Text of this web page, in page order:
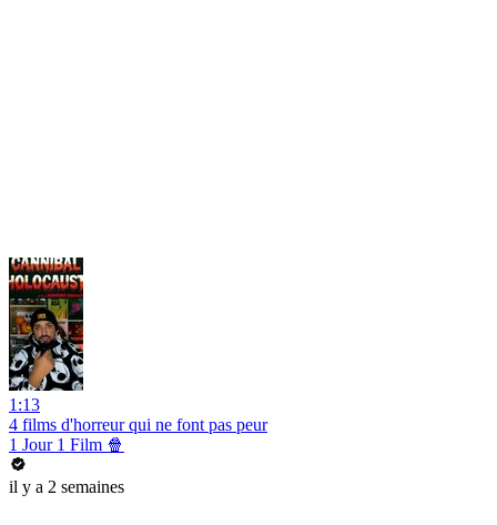
1:13
4 films d'horreur qui ne font pas peur
1 Jour 1 Film 🍿
il y a 2 semaines